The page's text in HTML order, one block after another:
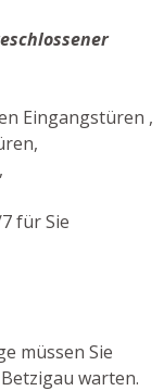
Eingangstüren ,
für Sie
müssen Sie
warten.